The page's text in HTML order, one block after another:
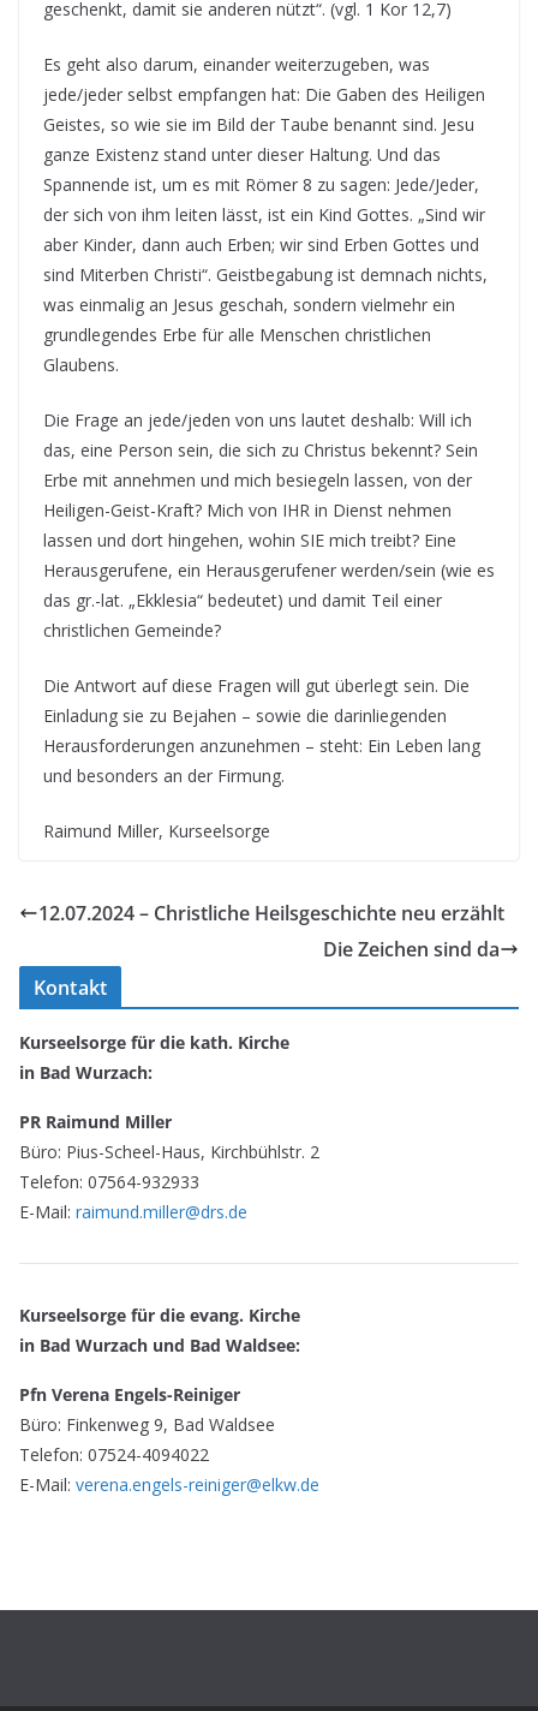
geschenkt, damit sie anderen nützt“. (vgl. 1 Kor 12,7)
Es geht also darum, einander weiterzugeben, was
jede/jeder selbst empfangen hat: Die Gaben des Heiligen
Geistes, so wie sie im Bild der Taube benannt sind. Jesu
ganze Existenz stand unter dieser Haltung. Und das
Spannende ist, um es mit Römer 8 zu sagen: Jede/Jeder,
der sich von ihm leiten lässt, ist ein Kind Gottes. „Sind wir
aber Kinder, dann auch Erben; wir sind Erben Gottes und
sind Miterben Christi“. Geistbegabung ist demnach nichts,
was einmalig an Jesus geschah, sondern vielmehr ein
grundlegendes Erbe für alle Menschen christlichen
Glaubens.
Die Frage an jede/jeden von uns lautet deshalb: Will ich
das, eine Person sein, die sich zu Christus bekennt? Sein
Erbe mit annehmen und mich besiegeln lassen, von der
Heiligen-Geist-Kraft? Mich von IHR in Dienst nehmen
lassen und dort hingehen, wohin SIE mich treibt? Eine
Herausgerufene, ein Herausgerufener werden/sein (wie es
das gr.-lat. „Ekklesia“ bedeutet) und damit Teil einer
christlichen Gemeinde?
Die Antwort auf diese Fragen will gut überlegt sein. Die
Einladung sie zu Bejahen – sowie die darinliegenden
Herausforderungen anzunehmen – steht: Ein Leben lang
und besonders an der Firmung.
Raimund Miller, Kurseelsorge
12.07.2024 – Christliche Heilsgeschichte neu erzählt
Die Zeichen sind da
Kontakt
Kurseelsorge für die kath. Kirche
in Bad Wurzach:
PR Raimund Miller
Büro: Pius-Scheel-Haus, Kirchbühlstr. 2
Telefon: 07564-932933
E-Mail: raimund.miller@drs.de
Kurseelsorge für die evang. Kirche
in Bad Wurzach und Bad Waldsee:
Pfn Verena Engels-Reiniger
Büro: Finkenweg 9, Bad Waldsee
Telefon: 07524-4094022
E-Mail: verena.engels-reiniger@elkw.de